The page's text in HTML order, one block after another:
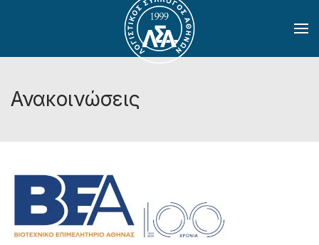
Skip to main content
Ανακοινώσεις